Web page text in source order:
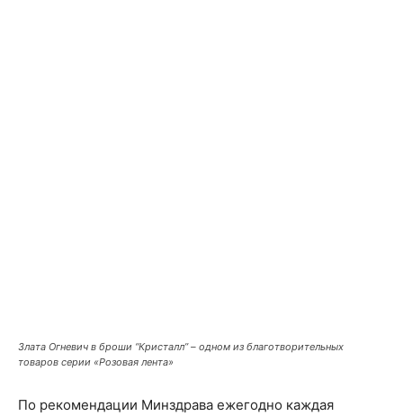
Злата Огневич в броши “Кристалл” – одном из благотворительных
товаров серии «Розовая лента»
По рекомендации Минздрава ежегодно каждая